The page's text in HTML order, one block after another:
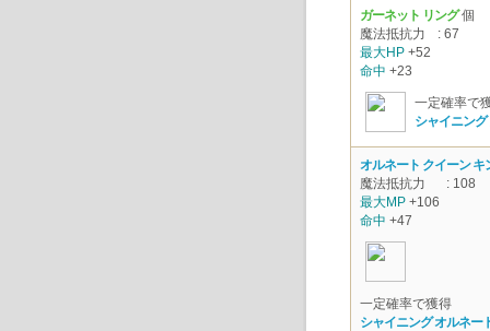
ガーネット リング個
魔法抵抗力
: 67
最大HP +52
命中 +23
一定確率で
シャイニン
オルネート クイーン キ
魔法抵抗力
: 108
最大MP +106
命中 +47
一定確率で獲得
シャイニング オルネー